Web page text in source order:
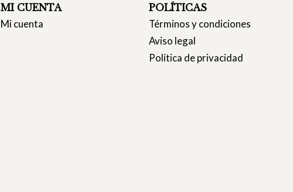
MI CUENTA
Mi cuenta
POLÍTICAS
Términos y condiciones
Aviso legal
Política de privacidad